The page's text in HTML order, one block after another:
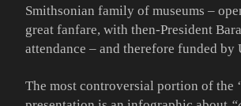
Smithsonian family of museums –
great fanfare, with then-President
attendance – and therefore funded by
The most controversial portion of the